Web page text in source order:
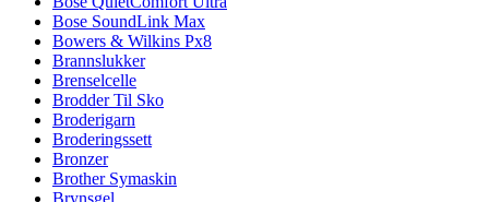
Bose SoundLink Max
Bowers & Wilkins Px8
Brannslukker
Brenselcelle
Brodder Til Sko
Broderigarn
Broderingssett
Bronzer
Brother Symaskin
Brynsgel